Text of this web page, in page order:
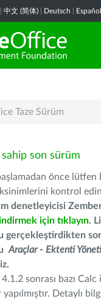
中文 (简体) Deutsch Español
Taze Sürüm
son sürüm
önce lütfen
kontrol
denetleyicisi
için tıklayın.
gerçekleştirdikten
Araçlar - Ektenti
sonrası bazı
Detaylı